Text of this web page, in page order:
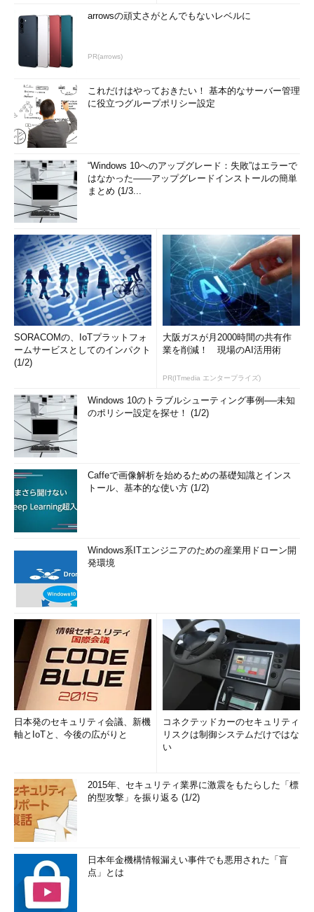
arrowsの頑丈さがとんでもないレベルに
PR(arrows)
これだけはやっておきたい！ 基本的なサーバー管理
に役立つグループポリシー設定
“Windows 10へのアップグレード：失敗”はエラーで
はなかった――アップグレードインストールの簡単
まとめ (1/3...
SORACOMの、IoTプラットフォ
ームサービスとしてのインパクト
(1/2)
大阪ガスが月2000時間の共有作
業を削減！ 現場のAI活用術
PR(ITmedia エンタープライズ)
Windows 10のトラブルシューティング事例──未知
のポリシー設定を探せ！ (1/2)
Caffeで画像解析を始めるための基礎知識とインス
トール、基本的な使い方 (1/2)
Windows系ITエンジニアのための産業用ドローン開
発環境
日本発のセキュリティ会議、新機
軸とIoTと、今後の広がりと
コネクテッドカーのセキュリティ
リスクは制御システムだけではな
い
2015年、セキュリティ業界に激震をもたらした「標
的型攻撃」を振り返る (1/2)
日本年金機構情報漏えい事件でも悪用された「盲
点」とは